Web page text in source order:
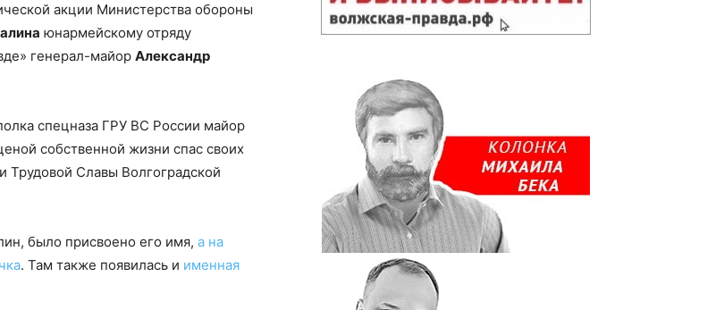
акции Министерства обороны
юнармейскому отряду
генерал-майор Александр
спецназа ГРУ ВС России майор
собственной жизни спас своих
Трудовой Славы Волгоградской
было присвоено его имя, а на
. Там также появилась и именная